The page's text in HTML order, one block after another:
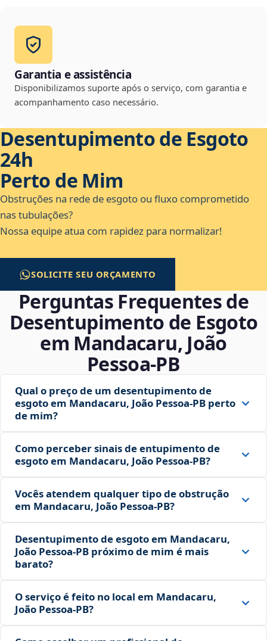
Garantia e assistência
Disponibilizamos suporte após o serviço, com garantia e
acompanhamento caso necessário.
Desentupimento de Esgoto
24h
Perto de Mim
Obstruções na rede de esgoto ou fluxo comprometido
nas tubulações?
Nossa equipe atua com rapidez para normalizar!
SOLICITE SEU ORÇAMENTO
Perguntas Frequentes de
Desentupimento de Esgoto
em Mandacaru, João
Pessoa‑PB
Qual o preço de um desentupimento de
esgoto em Mandacaru, João Pessoa‑PB perto
de mim?
Como perceber sinais de entupimento de
esgoto em Mandacaru, João Pessoa‑PB?
Vocês atendem qualquer tipo de obstrução
em Mandacaru, João Pessoa‑PB?
Desentupimento de esgoto em Mandacaru,
João Pessoa‑PB próximo de mim é mais
barato?
O serviço é feito no local em Mandacaru,
João Pessoa‑PB?